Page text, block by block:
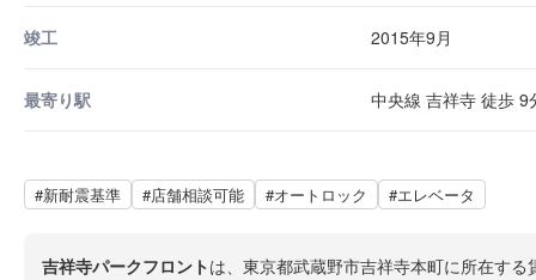
竣工 2015年9月
最寄り駅 中央線 吉祥寺 徒歩 9
#新耐震基準 #店舗相談可能 #オートロック #エレベータ
吉祥寺パークフロントは、東京都武蔵野市吉祥寺本町に所在す